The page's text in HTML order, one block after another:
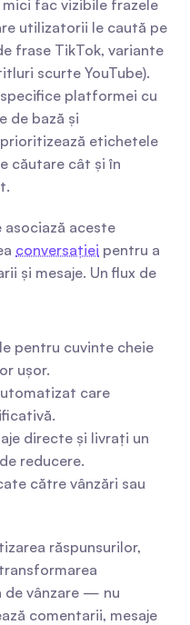
fac vizibile frazele
utilizatorii le caută pe
frase TikTok, variante
scurte YouTube).
platformei cu
de bază și
etichetele
căutare cât și în
asociază aceste
conversației pentru a
și mesaje. Un flux de
pentru cuvinte cheie
ușor.
care
directe și livrați un
reducere.
către vânzări sau
răspunsurilor,
de vânzare — nu
comentarii, mesaje